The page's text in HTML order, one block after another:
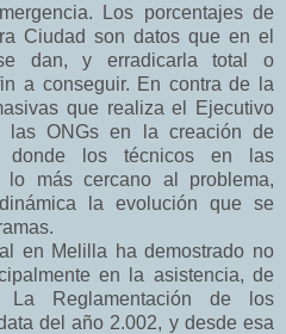
Los porcentajes de
Ciudad son datos que en el
dan, y erradicarla total o
a conseguir. En contra de la
que realiza el Ejecutivo
las ONGs en la creación de
donde los técnicos en las
más cercano al problema,
la evolución que se
en Melilla ha demostrado no
en la asistencia, de
La Reglamentación de los
del año 2.002, y desde esa